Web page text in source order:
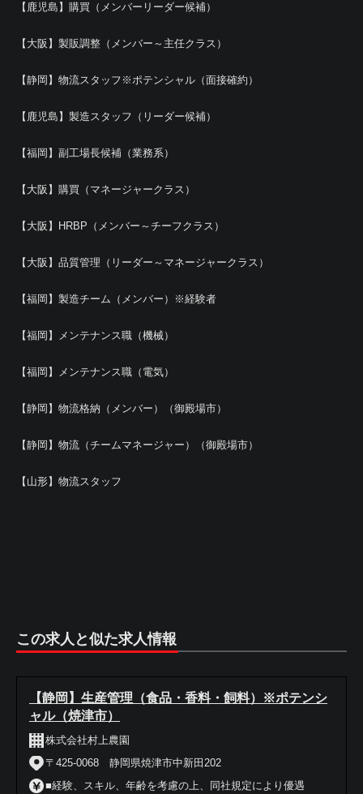
【鹿児島】購買（メンバーリーダー候補）
【大阪】製販調整（メンバー～主任クラス）
【静岡】物流スタッフ※ポテンシャル（面接確約）
【鹿児島】製造スタッフ（リーダー候補）
【福岡】副工場長候補（業務系）
【大阪】購買（マネージャークラス）
【大阪】HRBP（メンバー～チーフクラス）
【大阪】品質管理（リーダー～マネージャークラス）
【福岡】製造チーム（メンバー）※経験者
【福岡】メンテナンス職（機械）
【福岡】メンテナンス職（電気）
【静岡】物流格納（メンバー）（御殿場市）
【静岡】物流（チームマネージャー）（御殿場市）
【山形】物流スタッフ
この求人と似た求人情報
【静岡】生産管理（食品・香料・飼料）※ポテンシ
ャル（焼津市）
株式会社村上農園
〒425-0068 静岡県焼津市中新田202
■経験、スキル、年齢を考慮の上、同社規定により優遇